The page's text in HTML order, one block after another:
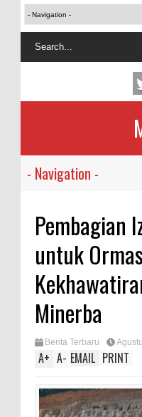
Pembagian
untuk
Minerba
Berita Terbaru
A+ A- EMAIL PRINT